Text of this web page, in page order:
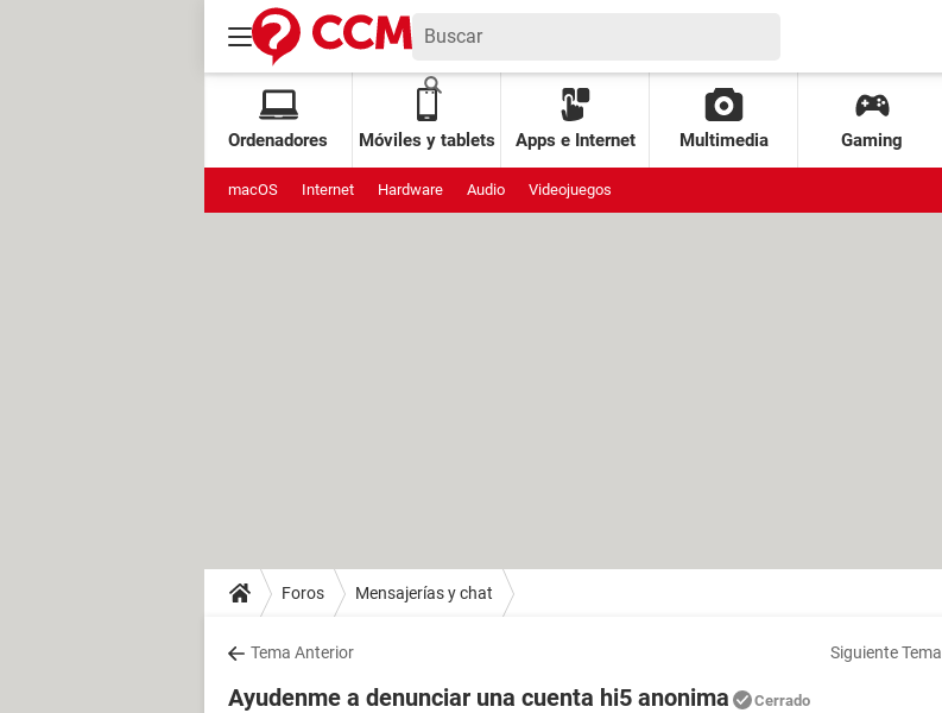
Ordenadores Móviles y tablets Apps e Internet Multimedia Gaming
macOS Internet Hardware Audio Videojuegos
Foros Mensajerías y chat
Tema Anterior Siguiente Tema
Ayudenme a denunciar una cuenta hi5 anonima Cerrado